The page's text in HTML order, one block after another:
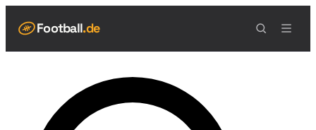
Football.de
Live Scores